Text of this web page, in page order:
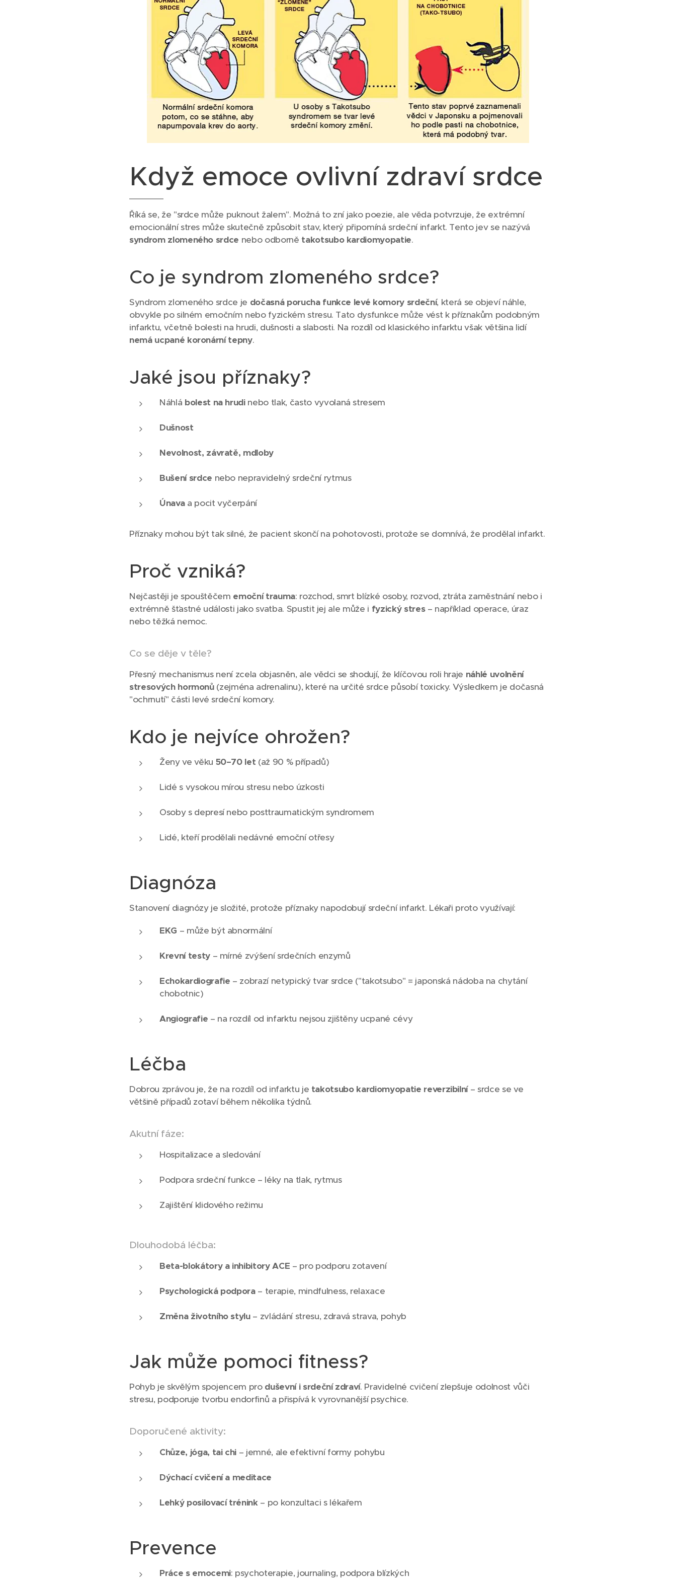
Když emoce ovlivní zdraví srdce
Říká se, že "srdce může puknout žalem". Možná to zní jako poezie, ale věda potvrzuje, že extrémní
emocionální stres může skutečně způsobit stav, který připomíná srdeční infarkt. Tento jev se nazývá
syndrom zlomeného srdce nebo odborně takotsubo kardiomyopatie.
Co je syndrom zlomeného srdce?
Syndrom zlomeného srdce je dočasná porucha funkce levé komory srdeční, která se objeví náhle,
obvykle po silném emočním nebo fyzickém stresu. Tato dysfunkce může vést k příznakům podobným
infarktu, včetně bolesti na hrudi, dušnosti a slabosti. Na rozdíl od klasického infarktu však většina lidí
nemá ucpané koronární tepny.
Jaké jsou příznaky?
Náhlá bolest na hrudinebo tlak, často vyvolaná stresem
Dušnost
Nevolnost, závratě, mdloby
Bušení srdce nebo nepravidelný srdeční rytmus
Únavaa pocit vyčerpání
Příznaky mohou být tak silné, že pacient skončí na pohotovosti, protože se domnívá, že prodělal infarkt.
Proč vzniká?
Nejčastěji je spouštěčem emoční trauma: rozchod, smrt blízké osoby, rozvod, ztráta zaměstnání nebo i
extrémně šťastné události jako svatba. Spustit jej ale může i fyzický stres– například operace, úraz
nebo těžká nemoc.
Co se děje v těle?
Přesný mechanismus není zcela objasněn, ale vědci se shodují, že klíčovou roli hraje náhlé uvolnění
stresových hormonů(zejména adrenalinu), které na určité srdce působí toxicky. Výsledkem je dočasná
"ochrnutí" části levé srdeční komory.
Kdo je nejvíce ohrožen?
Ženy ve věku 50–70 let (až 90 % případů)
Lidé s vysokou mírou stresu nebo úzkosti
Osoby s depresí nebo posttraumatickým syndromem
Lidé, kteří prodělali nedávné emoční otřesy
Diagnóza
Stanovení diagnózy je složité, protože příznaky napodobují srdeční infarkt. Lékaři proto využívají:
EKG – může být abnormální
Krevní testy– mírné zvýšení srdečních enzymů
Echokardiografie – zobrazí netypický tvar srdce ("takotsubo" = japonská nádoba na chytání
chobotnic)
Angiografie – na rozdíl od infarktu nejsou zjištěny ucpané cévy
Léčba
Dobrou zprávou je, že na rozdíl od infarktu je takotsubo kardiomyopatie reverzibilní– srdce se ve
většině případů zotaví během několika týdnů.
Akutní fáze:
Hospitalizace a sledování
Podpora srdeční funkce – léky na tlak, rytmus
Zajištění klidového režimu
Dlouhodobá léčba:
Beta-blokátory a inhibitory ACE – pro podporu zotavení
Psychologická podpora– terapie, mindfulness, relaxace
Změna životního stylu– zvládání stresu, zdravá strava, pohyb
Jak může pomoci fitness?
Pohyb je skvělým spojencem pro duševní i srdeční zdraví. Pravidelné cvičení zlepšuje odolnost vůči
stresu, podporuje tvorbu endorfinů a přispívá k vyrovnanější psychice.
Doporučené aktivity:
Chůze, jóga, tai chi – jemné, ale efektivní formy pohybu
Dýchací cvičení a meditace
Lehký posilovací trénink– po konzultaci s lékařem
Prevence
Práce s emocemi: psychoterapie, journaling, podpora blízkých